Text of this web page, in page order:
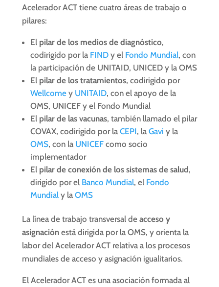
Acelerador ACT tiene cuatro áreas de trabajo o
pilares:
El pilar de los medios de diagnóstico,
codirigido por la FINDy el Fondo Mundial, con
la participación de UNITAID, UNICED y la OMS
Elpilar de los tratamientos, codirigido por
Wellcomey UNITAID, con el apoyo de la
OMS, UNICEF y el Fondo Mundial
El pilar de las vacunas, también llamado el pilar
COVAX, codirigido por la CEPI, la Gavi y la
OMS, con la UNICEFcomo socio
implementador
El pilar de conexión de los sistemas de salud,
dirigido por el Banco Mundial, el Fondo
Mundialy la OMS
La línea de trabajo transversal deacceso y
asignaciónestá dirigida por la OMS, y orienta la
labor del Acelerador ACT relativa a los procesos
mundiales de acceso y asignación igualitarios.
El Acelerador ACT es una asociación formada al